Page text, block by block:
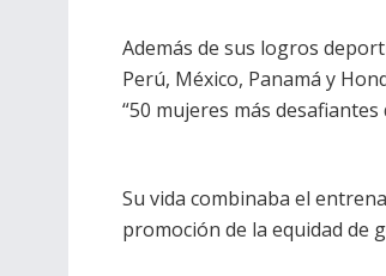
Además de sus logros
Perú, México, Panamá y
“50 mujeres más desafiantes
Su vida combinaba el
promoción de la equidad de